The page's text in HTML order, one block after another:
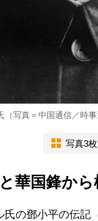
写真＝中国通信／時事
写真3枚
華国鋒か
氏の鄧小平の伝